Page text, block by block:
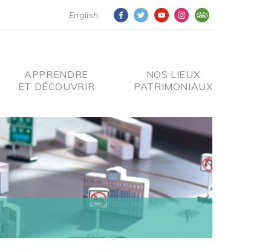
English
APPRENDRE
ET DÉCOUVRIR
NOS LIEUX
PATRIMONIAUX